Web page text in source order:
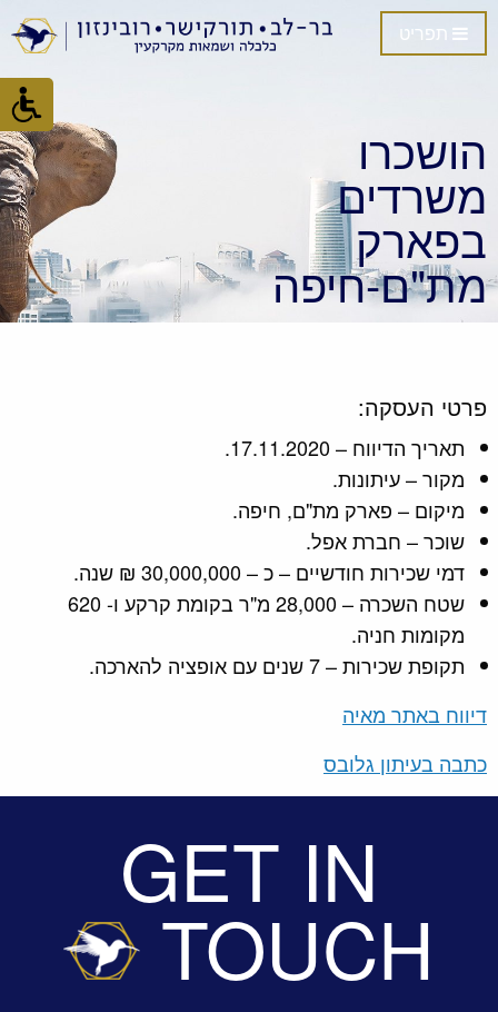
הושכרו
משרדים
בפארק
מת"ם-חיפה
פרטי העסקה:
תאריך הדיווח – 17.11.2020.
מקור – עיתונות.
מיקום – פארק מת"ם, חיפה.
שוכר – חברת אפל.
דמי שכירות חודשיים – כ – 30,000,000 ₪ שנה.
שטח השכרה – 28,000 מ"ר בקומת קרקע ו- 620
מקומות חניה.
תקופת שכירות – 7 שנים עם אופציה להארכה.
דיווח באתר מאיה
כתבה בעיתון גלובס
GET IN
TOUCH